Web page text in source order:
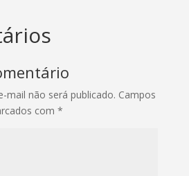
mail não será publicado. Campos
com *